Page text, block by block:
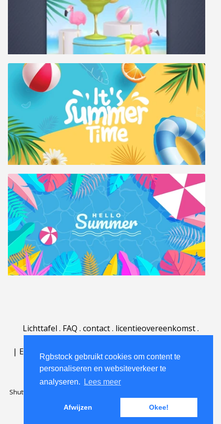
Rgbstock gebruikt cookies om content te
personaliseren en websiteverkeer te
analyseren.
Lees meer
Afwijzen Okee!
Lichttafel . FAQ . contact. licentieovereenkomst.
| English | Deutsch Español | Português
Nederlands|
Shutterstock official partner of Rgbstock
Rgbstock